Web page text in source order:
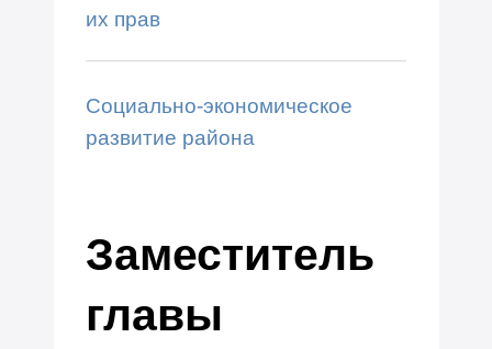
их прав
Социально-экономическое
развитие района
Заместитель
главы